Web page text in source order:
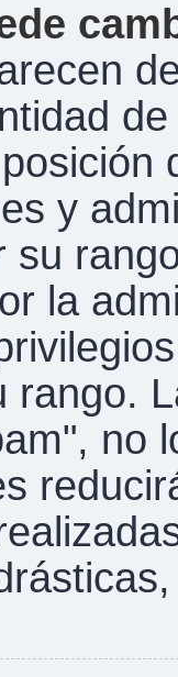
y
su
la
rango.
no